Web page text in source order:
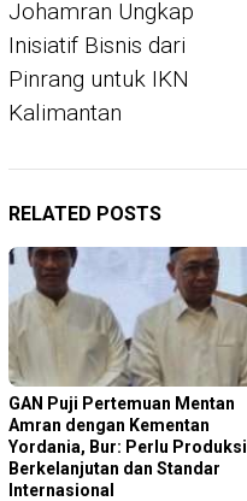
Johamran Ungkap
Inisiatif Bisnis dari
Pinrang untuk IKN
Kalimantan
RELATED POSTS
GAN Puji Pertemuan Mentan
Amran dengan Kementan
Yordania, Bur: Perlu Produksi
Berkelanjutan dan Standar
Internasional